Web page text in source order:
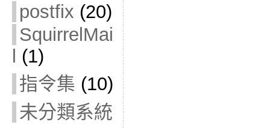
postfix (20)
SquirrelMai
(1)
指令集 (10)
未分類系統